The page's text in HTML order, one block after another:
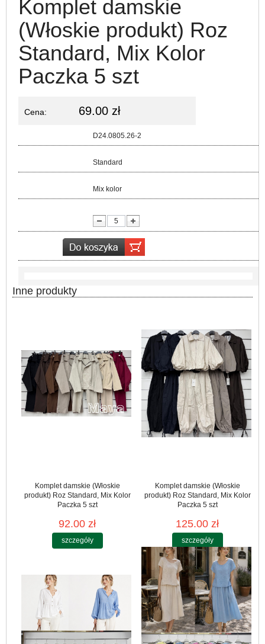
Komplet damskie
(Włoskie produkt) Roz
Standard, Mix Kolor
Paczka 5 szt
Cena: 69.00 zł
D24.0805.26-2
Standard
Mix kolor
Inne produkty
Komplet damskie (Włoskie
produkt) Roz Standard, Mix Kolor
Paczka 5 szt
92.00 zł
szczegóły
Komplet damskie (Włoskie
produkt) Roz Standard, Mix Kolor
Paczka 5 szt
125.00 zł
szczegóły